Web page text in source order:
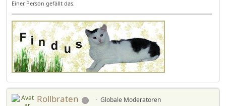
Einer Person gefällt das.
Rollbraten
Globale Moderatoren